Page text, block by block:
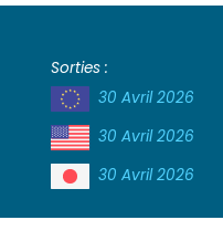
Sorties :
30 Avril 2026
30 Avril 2026
30 Avril 2026